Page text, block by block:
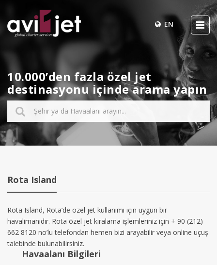
EN
10.000’den fazla özel jet
destinasyonu içinde arama yapın
Rota Island
Rota Island, Rota’de özel jet kullanımı için uygun bir
havalimanıdır. Rota özel jet kiralama işlemleriniz için + 90 (212)
662 8120 no’lu telefondan hemen bizi arayabilir veya online uçuş
talebinde bulunabilirsiniz.
Havaalanı Bilgileri